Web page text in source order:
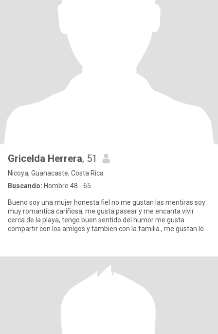
Gricelda Herrera, 51
Nicoya, Guanacaste, Costa Rica
Buscando: Hombre 48 - 65
Bueno soy una mujer honesta fiel no me gustan las mentiras soy
muy romantica cariñosa, me gusta pasear y me encanta vivir
cerca de la playa, tengo buen sentido del humor me gusta
compartir con los amigos y tambien con la familia , me gustan los